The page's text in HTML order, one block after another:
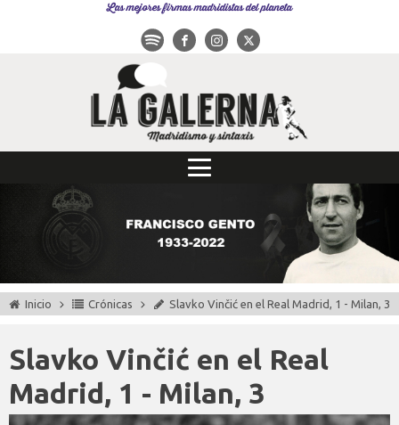
Las mejores firmas madridistas del planeta
Inicio Crónicas Slavko Vinčić en el Real Madrid, 1 - Milan, 3
Slavko Vinčić en el Real
Madrid, 1 - Milan, 3